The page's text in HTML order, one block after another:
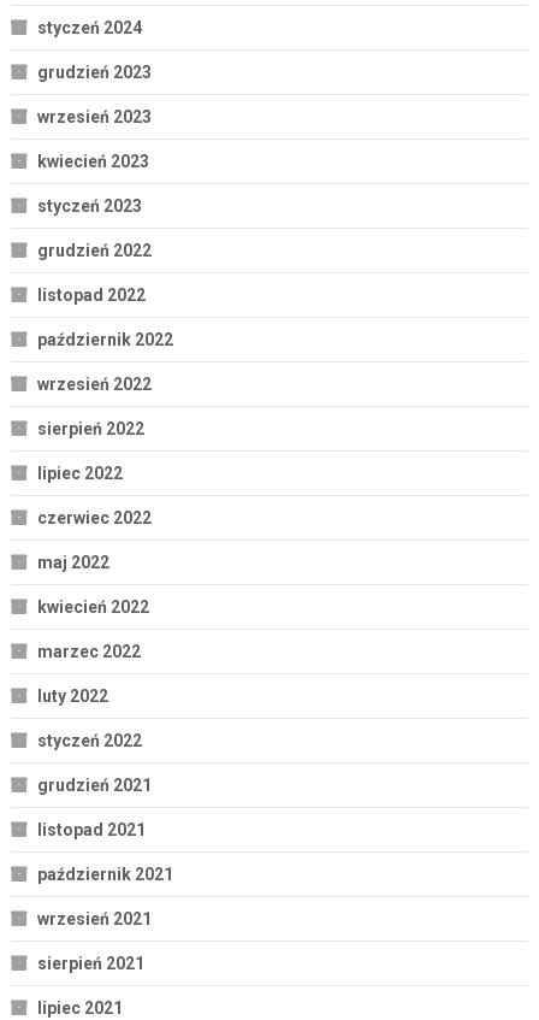
styczeń 2024
grudzień 2023
wrzesień 2023
kwiecień 2023
styczeń 2023
grudzień 2022
listopad 2022
październik 2022
wrzesień 2022
sierpień 2022
lipiec 2022
czerwiec 2022
maj 2022
kwiecień 2022
marzec 2022
luty 2022
styczeń 2022
grudzień 2021
listopad 2021
październik 2021
wrzesień 2021
sierpień 2021
lipiec 2021